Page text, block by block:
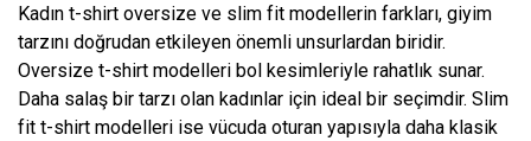
Kadın t-shirt oversize ve slim fit modellerin farkları, giyim
tarzını doğrudan etkileyen önemli unsurlardan biridir.
Oversize t-shirt modelleri bol kesimleriyle rahatlık sunar.
Daha salaş bir tarzı olan kadınlar için ideal bir seçimdir. Slim
fit t-shirt modelleri ise vücuda oturan yapısıyla daha klasik